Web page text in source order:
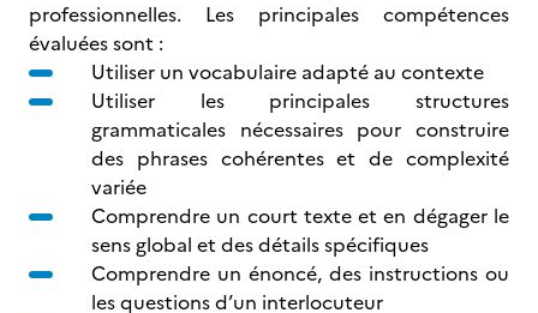
professionnelles. Les principales compétences
évaluées sont :
Utiliser un vocabulaire adapté au contexte
Utiliser les principales structures
grammaticales nécessaires pour construire
des phrases cohérentes et de complexité
variée
Comprendre un court texte et en dégager le
sens global et des détails spécifiques
Comprendre un énoncé, des instructions ou
les questions d’un interlocuteur